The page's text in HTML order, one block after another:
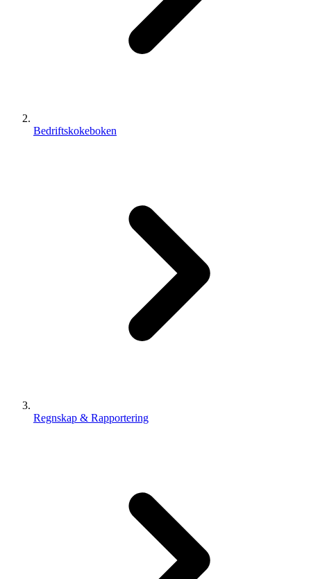
Bedriftskokeboken
Regnskap & Rapportering